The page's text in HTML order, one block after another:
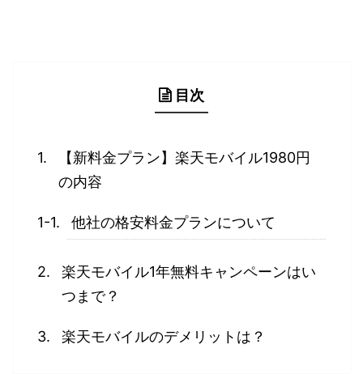
目次
【新料金プラン】楽天モバイル1980円
の内容
他社の格安料金プランについて
楽天モバイル1年無料キャンペーンはい
つまで？
楽天モバイルのデメリットは？